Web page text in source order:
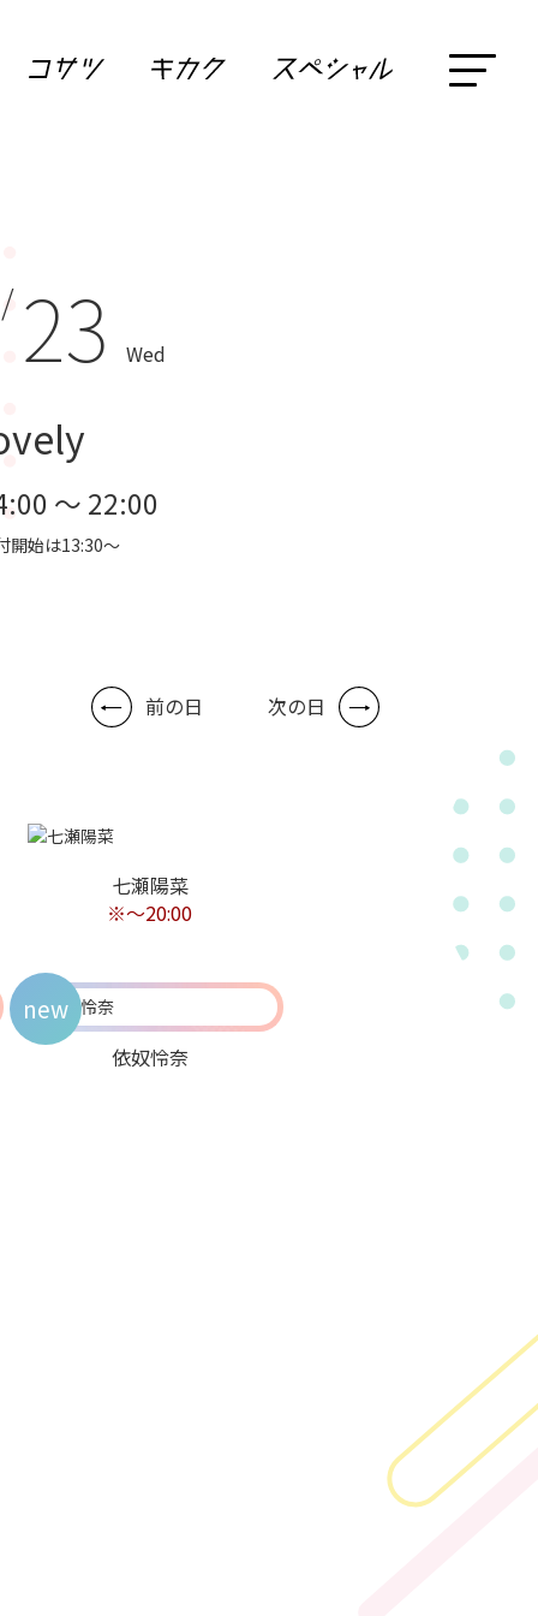
23Wed
～ 22:00
開始は13:30～
前の日 次の日
七瀬陽菜
※～20:00
依奴怜奈
new